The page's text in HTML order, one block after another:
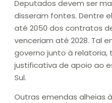
Deputados devem ser
disseram fontes. Dentre
até 2050 dos contratos
venceriam até 2028. Tal
governo junto à
justificativa de apoio ao
Sul.
Outras emendas alheias